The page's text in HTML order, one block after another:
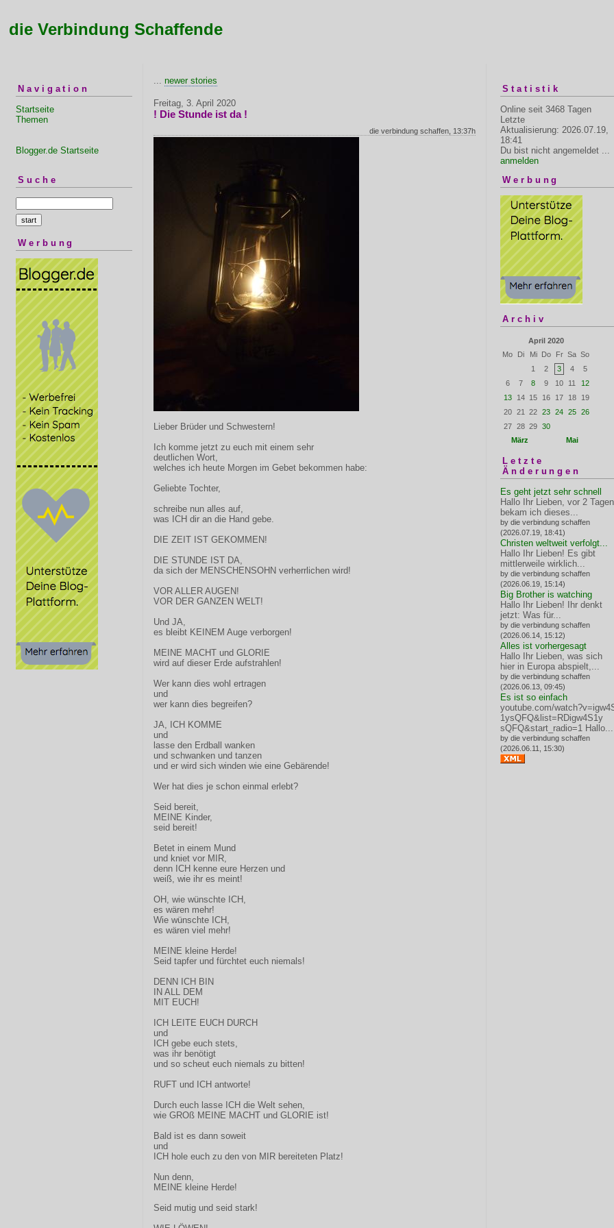
die Verbindung Schaffende
Navigation
Startseite
Themen
Blogger.de Startseite
Suche
Werbung
... newer stories
Freitag, 3. April 2020
! Die Stunde ist da !
die verbindung schaffen, 13:37h
Lieber Brüder und Schwestern!
Ich komme jetzt zu euch mit einem sehr
deutlichen Wort,
welches ich heute Morgen im Gebet bekommen habe:
Geliebte Tochter,
schreibe nun alles auf,
was ICH dir an die Hand gebe.
DIE ZEIT IST GEKOMMEN!
DIE STUNDE IST DA,
da sich der MENSCHENSOHN verherrlichen wird!
VOR ALLER AUGEN!
VOR DER GANZEN WELT!
Und JA,
es bleibt KEINEM Auge verborgen!
MEINE MACHT und GLORIE
wird auf dieser Erde aufstrahlen!
Wer kann dies wohl ertragen
und
wer kann dies begreifen?
JA, ICH KOMME
und
lasse den Erdball wanken
und schwanken und tanzen
und er wird sich winden wie eine Gebärende!
Wer hat dies je schon einmal erlebt?
Seid bereit,
MEINE Kinder,
seid bereit!
Betet in einem Mund
und kniet vor MIR,
denn ICH kenne eure Herzen und
weiß, wie ihr es meint!
OH, wie wünschte ICH,
es wären mehr!
Wie wünschte ICH,
es wären viel mehr!
MEINE kleine Herde!
Seid tapfer und fürchtet euch niemals!
DENN ICH BIN
IN ALL DEM
MIT EUCH!
ICH LEITE EUCH DURCH
und
ICH gebe euch stets,
was ihr benötigt
und so scheut euch niemals zu bitten!
RUFT und ICH antworte!
Durch euch lasse ICH die Welt sehen,
wie GROß MEINE MACHT und GLORIE ist!
Bald ist es dann soweit
und
ICH hole euch zu den von MIR bereiteten Platz!
Nun denn,
MEINE kleine Herde!
Seid mutig und seid stark!
Statistik
Online seit 3468 Tagen
Letzte
Aktualisierung: 2026.07.19,
18:41
Du bist nicht angemeldet ...
anmelden
Werbung
Archiv
April 2020
Mo
Di Mi Do Fr Sa So
1
2 3 4
5
6
7 8 9 10 11
12
13
14 15 16 17 18
19
20
21 22 23 24 25
26
27
28 29 30
März
Mai
Letzte
Änderungen
Es geht jetzt sehr schnell
Hallo Ihr Lieben, vor 2 Tagen
bekam ich dieses...
by die verbindung schaffen
(2026.07.19, 18:41)
Christen weltweit verfolgt...
Hallo Ihr Lieben! Es gibt
mittlerweile wirklich...
by die verbindung schaffen
(2026.06.19, 15:14)
Big Brother is watching
Hallo Ihr Lieben! Ihr denkt
jetzt: Was für...
by die verbindung schaffen
(2026.06.14, 15:12)
Alles ist vorhergesagt
Hallo Ihr Lieben, was sich
hier in Europa abspielt,...
by die verbindung schaffen
(2026.06.13, 09:45)
Es ist so einfach
youtube.com/
1ysQFQ&list=RDigw4S1y
sQFQ&start_radio=1 Hallo...
by die verbindung schaffen
(2026.06.11, 15:30)